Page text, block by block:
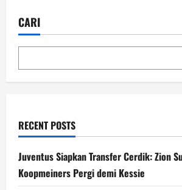
CARI
RECENT POSTS
Juventus Siapkan Transfer Cerdik: Zion
Koopmeiners Pergi demi Kessie